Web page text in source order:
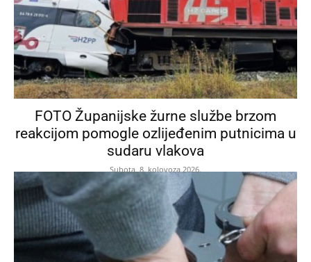
FOTO Županijske žurne službe brzom
reakcijom pomogle ozlijeđenim putnicima u
sudaru vlakova
Subota, 8. kolovoza 2026.